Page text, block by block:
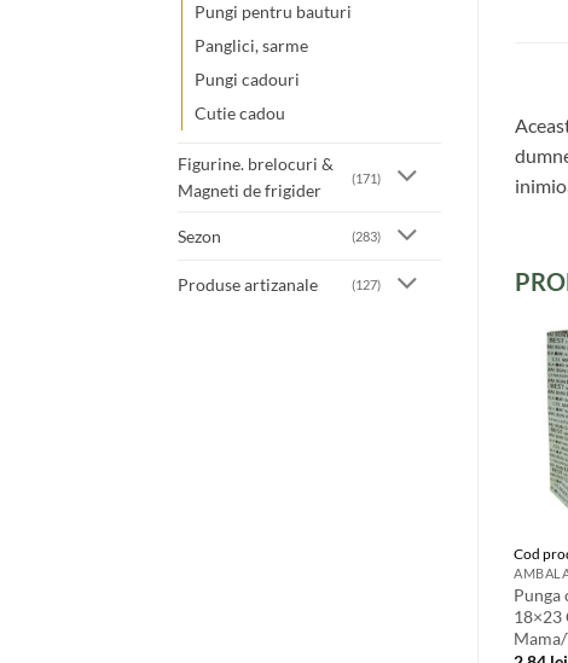
Pungi pentru bauturi
Panglici, sarme
Pungi cadouri
Cutie cadou
Figurine. brelocuri &
Magneti de frigider
(171)
Sezon (283)
Produse artizanale (127)
Cod
Punga
18×23